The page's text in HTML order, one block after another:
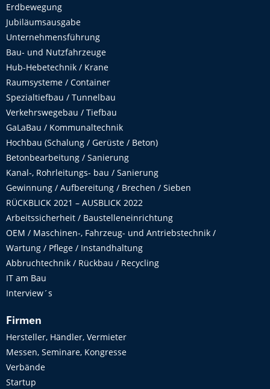
Erdbewegung
Jubiläumsausgabe
Unternehmensführung
Bau- und Nutzfahrzeuge
Hub-Hebetechnik / Krane
Raumsysteme / Container
Spezialtiefbau / Tunnelbau
Verkehrswegebau / Tiefbau
GaLaBau / Kommunaltechnik
Hochbau (Schalung / Gerüste / Beton)
Betonbearbeitung / Sanierung
Kanal-, Rohrleitungs- bau / Sanierung
Gewinnung / Aufbereitung / Brechen / Sieben
RÜCKBLICK 2021 – AUSBLICK 2022
Arbeitssicherheit / Baustelleneinrichtung
OEM / Maschinen-, Fahrzeug- und Antriebstechnik /
Wartung / Pflege / Instandhaltung
Abbruchtechnik / Rückbau / Recycling
IT am Bau
Interview´s
Firmen
Hersteller, Händler, Vermieter
Messen, Seminare, Kongresse
Verbände
Startup